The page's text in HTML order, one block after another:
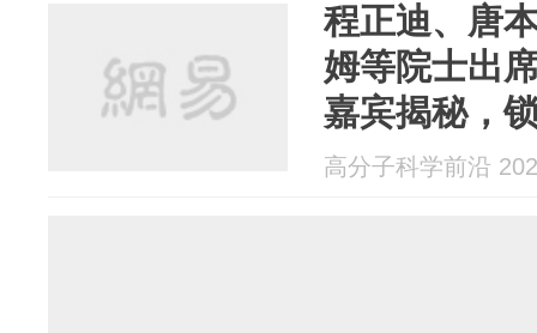
程正迪、唐
姆等院士出
嘉宾揭秘，
子链的量子
高分子科学前沿